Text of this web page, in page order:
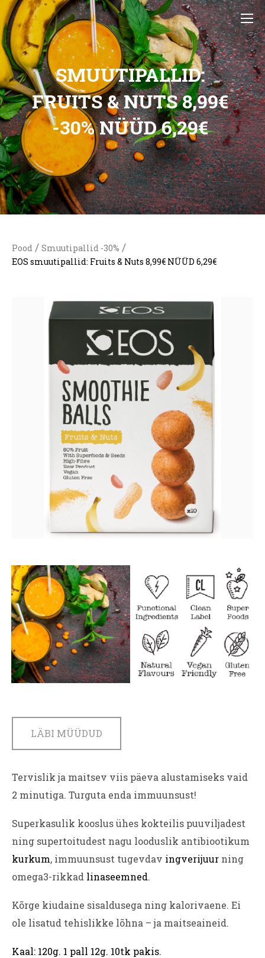
SMUUTIPALLID:
FRUITS & NUTS 8,99€
-30% NÜÜD 6,29€
Pood / Smuutipallid -30% /
EOS smuutipallid: Fruits & Nuts 8,99€ NÜÜD 6,29€
LÄBI MÜÜDUD
Tervislik ja maitsev viis päeva alustamiseks vaid
2 minutiga. Turguta enda immuunsust!
Superkasulik kooslus ühes kokteilis puuviljadest
ning supertoitudest nagu looduslik antibiootikum
kurkum, immuunsust tugevdav ingverijuur ning
omega3-rikkad linaseemned.
Kõrge kiudaine sisaldusega ning kalorivaene. Ei
ole lisatud tehislikke lõhna – ja maitseaineid.
Kaal: 120g. 1 pall 12g. 10tk pakis.